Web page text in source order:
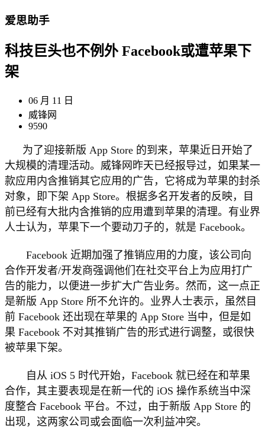
爱思助手
科技巨头也不例外 Facebook或遭苹果下
架
06 月 11 日
威锋网
9590
为了迎接新版 App Store 的到来，苹果近日开始了
大规模的清理活动。威锋网昨天已经报导过，如果某一
款应用内含推销其它应用的广告，它将成为苹果的封杀
对象，即下架 App Store。根据多名开发者的反映，目
前已经有大批内含推销的应用遭到苹果的清理。有业界
人士认为，苹果下一个要动刀子的，就是 Facebook。
Facebook 近期加强了推销应用的力度，该公司向
合作开发者/开发商强调他们在社交平台上为应用打广
告的能力，以便进一步扩大广告业务。然而，这一点正
是新版 App Store 所不允许的。业界人士表示，虽然目
前 Facebook 还出现在苹果的 App Store 当中，但是如
果 Facebook 不对其推销广告的形式进行调整，或很快
被苹果下架。
自从 iOS 5 时代开始，Facebook 就已经在和苹果
合作，其主要表现是在新一代的 iOS 操作系统当中深
度整合 Facebook 平台。不过，由于新版 App Store 的
出现，这两家公司或会面临一次利益冲突。